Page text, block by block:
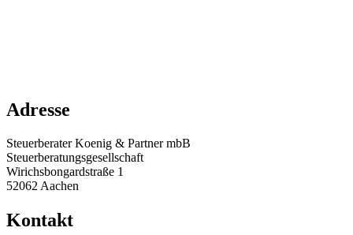
Adresse
Steuerberater Koenig & Partner mbB
Steuerberatungsgesellschaft
Wirichsbongardstraße 1
52062 Aachen
Kontakt